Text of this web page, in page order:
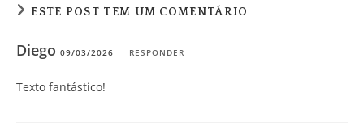
ESTE POST TEM UM COMENTÁRIO
Diego 09/03/2026 RESPONDER
Texto fantástico!